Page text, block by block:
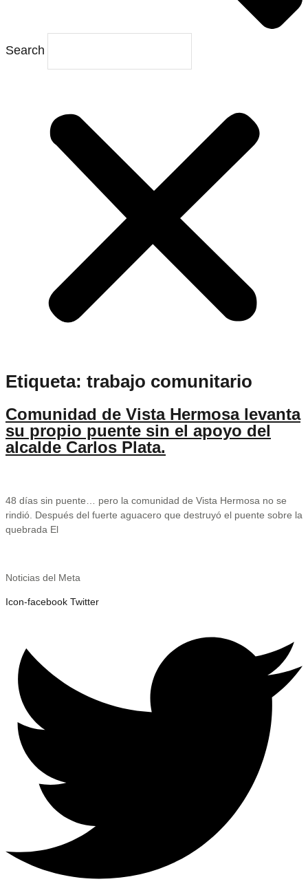
Search
Etiqueta: trabajo comunitario
Comunidad de Vista Hermosa levanta
su propio puente sin el apoyo del
alcalde Carlos Plata.
48 días sin puente… pero la comunidad de Vista Hermosa no se
rindió. Después del fuerte aguacero que destruyó el puente sobre la
quebrada El
Noticias del Meta
Icon-facebook Twitter